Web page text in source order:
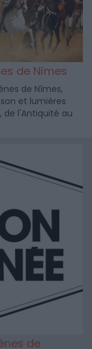
de Nîmes
de Nîmes,
et lumières
de l'Antiquité au
de